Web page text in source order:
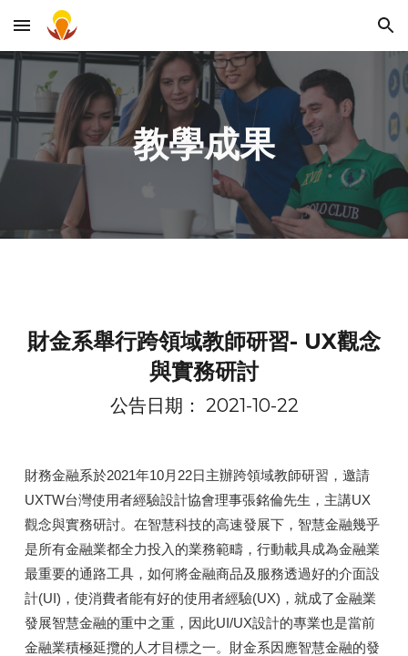
Skip to main content Skip to navigation
教學成果
財金系舉行跨領域教師研習- UX觀念
與實務研討
公告日期： 2021-10-22
財務金融系於2021年10月22日主辦跨領域教師研習，邀請
UXTW台灣使用者經驗設計協會理事張銘倫先生，主講UX
觀念與實務研討。在智慧科技的高速發展下，智慧金融幾乎
是所有金融業都全力投入的業務範疇，行動載具成為金融業
最重要的通路工具，如何將金融商品及服務透過好的介面設
計(UI)，使消費者能有好的使用者經驗(UX)，就成了金融業
發展智慧金融的重中之重，因此UI/UX設計的專業也是當前
金融業積極延攬的人才目標之一。財金系因應智慧金融的發